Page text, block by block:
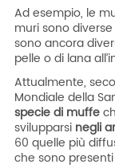
Ad esempio, le
muri sono
sono ancora
pelle o di lana
Attualmente,
Mondiale della
specie di muffe
svilupparsi negli
60 quelle più
che sono